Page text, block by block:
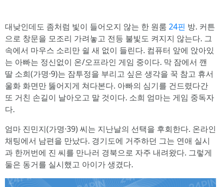
대낮인데도 좀처럼 빛이 들어오지 않는 한 원룸 24핀 방. 커튼
으로 창문을 모조리 가려놓고 전등 불빛도 켜지지 않는다. 그
속에서 마우스 소리만 쉴 새 없이 들린다. 컴퓨터 앞에 앉아있
는 아빠는 정신없이 온/오프라인 게임 중이다. 막 잠에서 깬
딸 소희(가명·9)는 잠투정을 부리고 싶은 생각을 꾹 참고 휴서
울화 화면만 뚫어지게 쳐다본다. 아빠의 심기를 건드렸다간
또 거친 손길이 날아오고 말 것이다. 소희 엄마는 게임 중독자
다.
엄마 진민지(가명·39) 씨는 지난날의 선택을 후회한다. 온라인
채팅에서 남편을 만났다. 경기도에 거주하던 그는 연애 실시
과 한꺼번에 진 씨를 만나러 경북으로 자주 내려왔다. 그렇게
둘은 동거를 실시했고 아이가 생겼다.